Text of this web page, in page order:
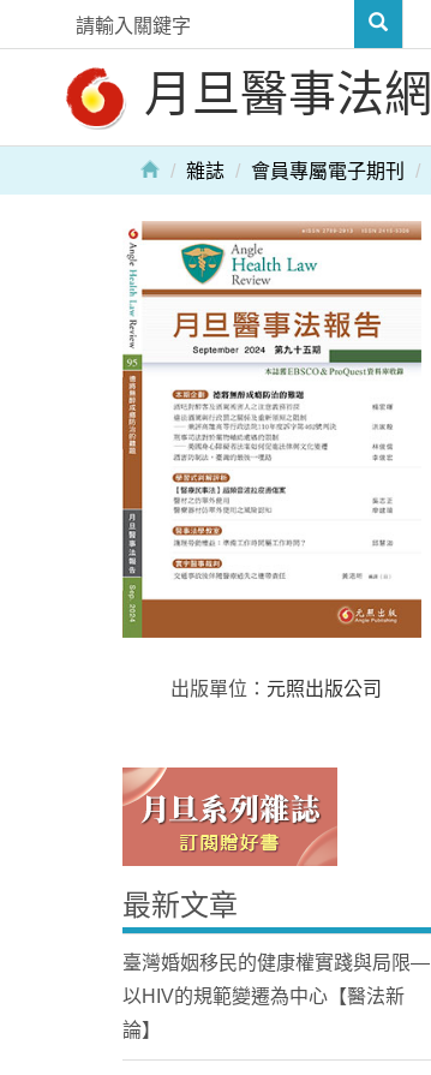
月旦醫事法網
雜誌 會員專屬電子期刊
出版單位： 元照出版公司
最新文章
臺灣婚姻移民的健康權實踐與局限—
以HIV的規範變遷為中心【醫法新
論】